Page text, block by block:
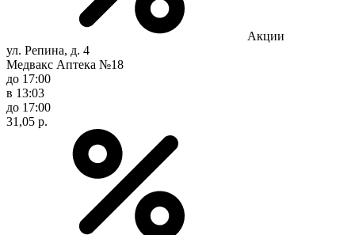
Акции
ул. Репина, д. 4
Медвакс Аптека №18
до 17:00
в 13:03
до 17:00
31,05 р.